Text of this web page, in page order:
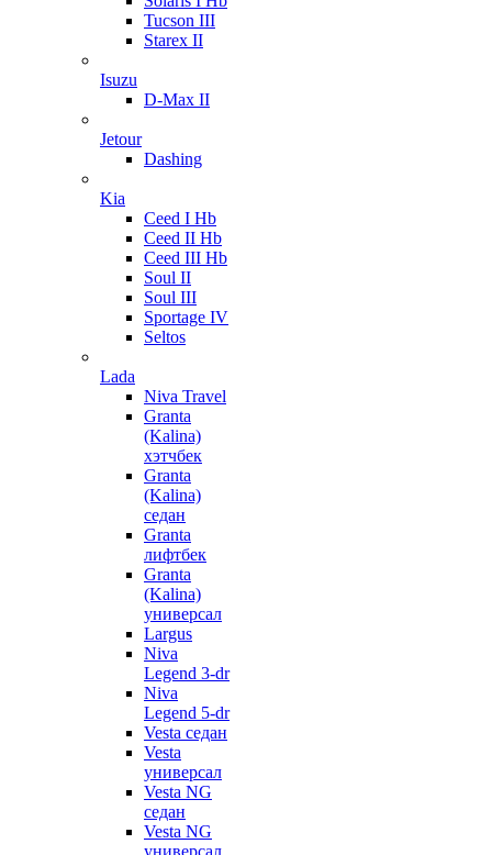
Tucson III
Starex II
Isuzu
D-Max II
Jetour
Dashing
Kia
Ceed I Hb
Ceed II Hb
Ceed III Hb
Soul II
Soul III
Sportage IV
Seltos
Lada
Niva Travel
Granta
(Kalina)
хэтчбек
Granta
(Kalina)
седан
Granta
лифтбек
Granta
(Kalina)
универсал
Largus
Niva
Legend 3-dr
Niva
Legend 5-dr
Vesta седан
Vesta
универсал
Vesta NG
седан
Vesta NG
универсал